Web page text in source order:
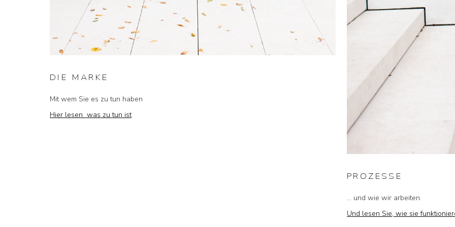
DIE MARKE
Mit wem Sie es zu tun haben
Hier lesen was zu tun ist
PROZESSE
... und wie wir arbeiten.
Und lesen Sie, wie sie